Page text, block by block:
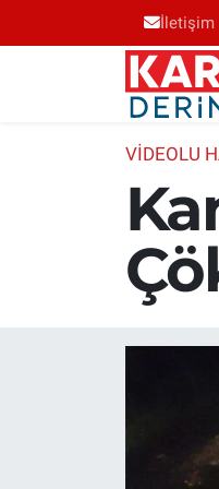
İletişim
VİDEOLU
Karabük Nöbetçi
Karabük Hava
Karabük Trafik
Süper Lig Puan
Tüm Manşetler